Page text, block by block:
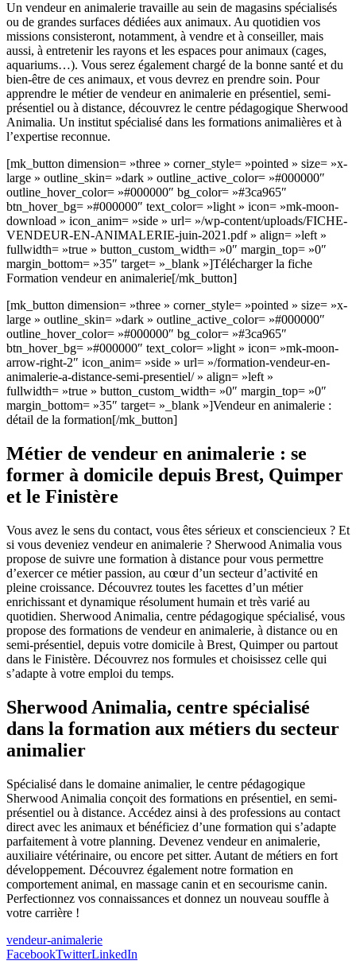
Un vendeur en animalerie travaille au sein de magasins spécialisés
ou de grandes surfaces dédiées aux animaux. Au quotidien vos
missions consisteront, notamment, à vendre et à conseiller, mais
aussi, à entretenir les rayons et les espaces pour animaux (cages,
aquariums…). Vous serez également chargé de la bonne santé et du
bien-être de ces animaux, et vous devrez en prendre soin. Pour
apprendre le métier de vendeur en animalerie en présentiel, semi-
présentiel ou à distance, découvrez le centre pédagogique Sherwood
Animalia. Un institut spécialisé dans les formations animalières et à
l’expertise reconnue.
[mk_button dimension= »three » corner_style= »pointed » size= »x-
large » outline_skin= »dark » outline_active_color= »#000000″
outline_hover_color= »#000000″ bg_color= »#3ca965″
btn_hover_bg= »#000000″ text_color= »light » icon= »mk-moon-
download » icon_anim= »side » url= »/wp-content/uploads/FICHE-
VENDEUR-EN-ANIMALERIE-juin-2021.pdf » align= »left »
fullwidth= »true » button_custom_width= »0″ margin_top= »0″
margin_bottom= »35″ target= »_blank »]Télécharger la fiche
Formation vendeur en animalerie[/mk_button]
[mk_button dimension= »three » corner_style= »pointed » size= »x-
large » outline_skin= »dark » outline_active_color= »#000000″
outline_hover_color= »#000000″ bg_color= »#3ca965″
btn_hover_bg= »#000000″ text_color= »light » icon= »mk-moon-
arrow-right-2″ icon_anim= »side » url= »/formation-vendeur-en-
animalerie-a-distance-semi-presentiel/ » align= »left »
fullwidth= »true » button_custom_width= »0″ margin_top= »0″
margin_bottom= »35″ target= »_blank »]Vendeur en animalerie :
détail de la formation[/mk_button]
Métier de vendeur en animalerie : se
former à domicile depuis Brest, Quimper
et le Finistère
Vous avez le sens du contact, vous êtes sérieux et consciencieux ? Et
si vous deveniez vendeur en animalerie ? Sherwood Animalia vous
propose de suivre une formation à distance pour vous permettre
d’exercer ce métier passion, au cœur d’un secteur d’activité en
pleine croissance. Découvrez toutes les facettes d’un métier
enrichissant et dynamique résolument humain et très varié au
quotidien. Sherwood Animalia, centre pédagogique spécialisé, vous
propose des formations de vendeur en animalerie, à distance ou en
semi-présentiel, depuis votre domicile à Brest, Quimper ou partout
dans le Finistère. Découvrez nos formules et choisissez celle qui
s’adapte à votre emploi du temps.
Sherwood Animalia, centre spécialisé
dans la formation aux métiers du secteur
animalier
Spécialisé dans le domaine animalier, le centre pédagogique
Sherwood Animalia conçoit des formations en présentiel, en semi-
présentiel ou à distance. Accédez ainsi à des professions au contact
direct avec les animaux et bénéficiez d’une formation qui s’adapte
parfaitement à votre planning. Devenez vendeur en animalerie,
auxiliaire vétérinaire, ou encore pet sitter. Autant de métiers en fort
développement. Découvrez également notre formation en
comportement animal, en massage canin et en secourisme canin.
Perfectionnez vos connaissances et donnez un nouveau souffle à
votre carrière !
vendeur-animalerie
FacebookTwitterLinkedIn